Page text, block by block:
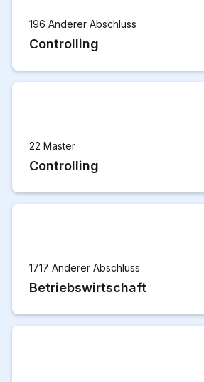
196 Anderer Abschluss
Controlling
22 Master
Controlling
1717 Anderer Abschluss
Betriebswirtschaft